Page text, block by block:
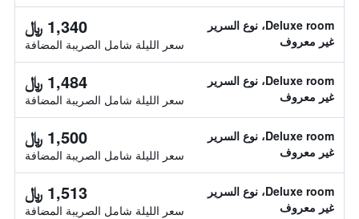
Deluxe room، نوع السرير
غير معروف
1,340 ﷼
سعر الليلة شامل الصريبة المضافة
Deluxe room، نوع السرير
غير معروف
1,484 ﷼
سعر الليلة شامل الصريبة المضافة
Deluxe room، نوع السرير
غير معروف
1,500 ﷼
سعر الليلة شامل الصريبة المضافة
Deluxe room، نوع السرير
غير معروف
1,513 ﷼
سعر الليلة شامل الصريبة المضافة